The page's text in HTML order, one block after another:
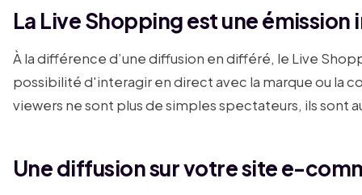
La Live Shopping est une
À la différence d’une diffusion en différé, le Live
possibilité d'interagir en direct avec la marque ou la
viewers ne sont plus de simples spectateurs, ils sont
Une diffusion sur votre site e-